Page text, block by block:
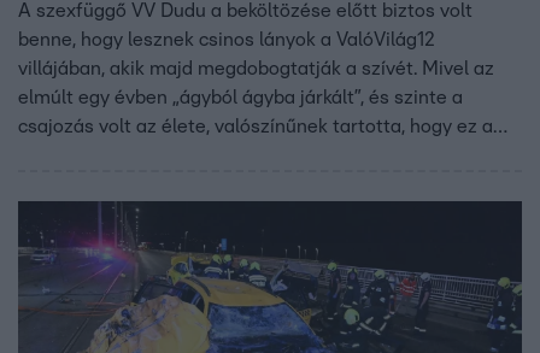
A szexfüggő VV Dudu a beköltözése előtt biztos volt
benne, hogy lesznek csinos lányok a ValóVilág12
villájában, akik majd megdobogtatják a szívét. Mivel az
elmúlt egy évben „ágyból ágyba járkált”, és szinte a
csajozás volt az élete, valószínűnek tartotta, hogy ez a
a srác őszinte érzelmeiben. Dudu most tiszta vizet öntött
a pohárba, a Dorkához való kapcsolatáról és a jövőbeli
terveiről is mesélt az rtl.hu-nak, majd azt is elárulta, mi
volt az első dolga a kiesése után.